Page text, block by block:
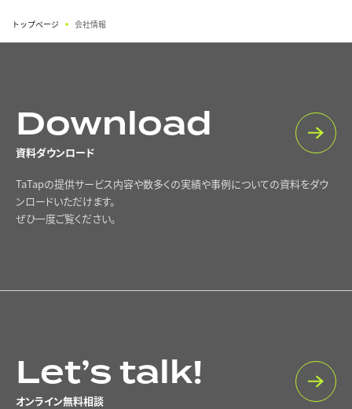
トップページ 会社情報
Download
資料ダウンロード
TaTapの提供サービス内容や数多くの実績や事例についての資料をダウ
ンロードいただけます。
ぜひ一度ご覧ください。
Let’s talk!
オンライン無料相談